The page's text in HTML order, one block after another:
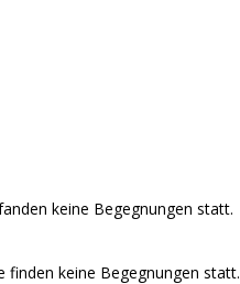
keine Begegnungen statt.
keine Begegnungen statt.